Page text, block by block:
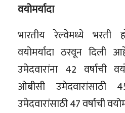
वयोमर्यादा
भारतीय रेल्वेमध्ये भरती
वयोमर्यादा ठरवून दिली
उमेदवारांना 42 वर्षाची
ओबीसी उमेदवारांसाठी
उमेदवारांसाठी 47 वर्षाची